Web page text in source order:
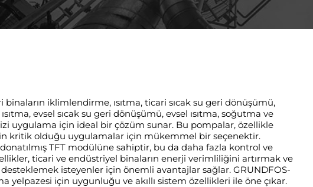
binaların iklimlendirme, ısıtma, ticari sıcak su geri dönüşümü,
evsel sıcak su geri dönüşümü, evsel ısıtma, soğutma ve
uygulama için ideal bir çözüm sunar. Bu pompalar, özellikle
kritik olduğu uygulamalar için mükemmel bir seçenektir.
donatılmış TFT modülüne sahiptir, bu da daha fazla kontrol ve
ticari ve endüstriyel binaların enerji verimliliğini artırmak ve
isteyenler için önemli avantajlar sağlar. GRUNDFOS-
yelpazesi için uygunluğu ve akıllı sistem özellikleri ile öne çıkar.